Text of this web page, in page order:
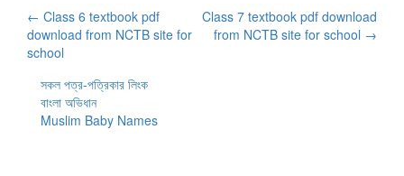
Post
navigation
← Class 6 textbook pdf
download from NCTB site for
school
Class 7 textbook pdf download
from NCTB site for school →
সকল পত্র-পত্রিকার লিংক
বাংলা অভিধান
Muslim Baby Names